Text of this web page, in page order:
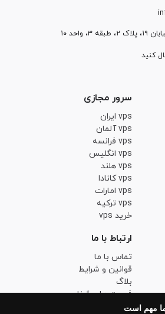
مهم است
واحد ۱۰
کنید
سرور مجازی
vps ایران
vps آلمان
vps فرانسه
vps انگلیس
vps هلند
vps کانادا
vps امارات
vps ترکیه
خرید vps
ارتباط با ما
تماس با ما
قوانین و شرایط
بلاگ
فرصت های شغلی
حریم خصوصی